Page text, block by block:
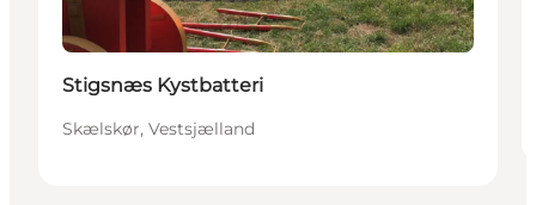
Stigsnæs Kystbatteri
Skælskør, Vestsjælland